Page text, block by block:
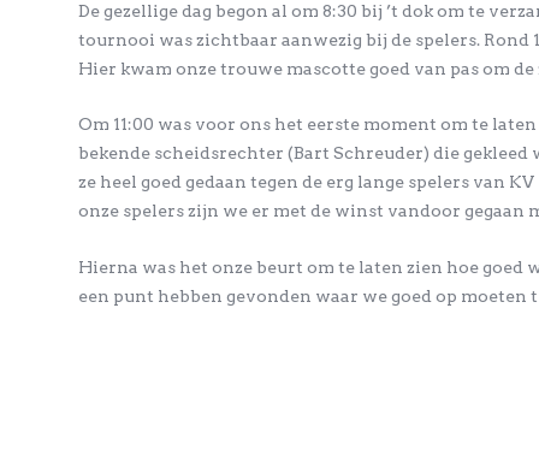
De gezellige dag begon al om 8:30 bij ’t dok om te
tournooi was zichtbaar aanwezig bij de spelers.
Hier kwam onze trouwe mascotte goed van pas om
Om 11:00 was voor ons het eerste moment om te
bekende scheidsrechter (Bart Schreuder) die
ze heel goed gedaan tegen de erg lange spelers van
onze spelers zijn we er met de winst vandoor gegaan
Hierna was het onze beurt om te laten zien hoe goed
een punt hebben gevonden waar we goed op moeten